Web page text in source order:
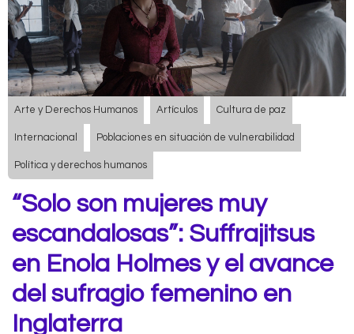
Arte y Derechos Humanos Artículos Cultura de paz
Internacional Poblaciones en situación de vulnerabilidad
Política y derechos humanos
“Solo son mujeres muy
escandalosas”: Suffrajitsus
en Enola Holmes y el avance
del sufragio femenino en
Inglaterra